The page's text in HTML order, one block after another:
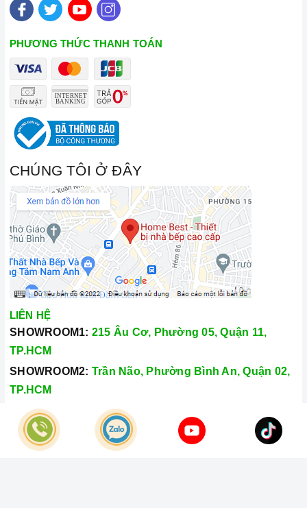
PHƯƠNG THỨC THANH TOÁN
CHÚNG TÔI Ở ĐÂY
LIÊN HỆ
SHOWROOM1: 215 Âu Cơ, Phường 05, Quận 11,
TP.HCM
SHOWROOM2: Trần Não, Phường Bình An, Quận 02,
TP.HCM
Hotline:
028.66.79.8989
Khiếu nại: 0933.800.899